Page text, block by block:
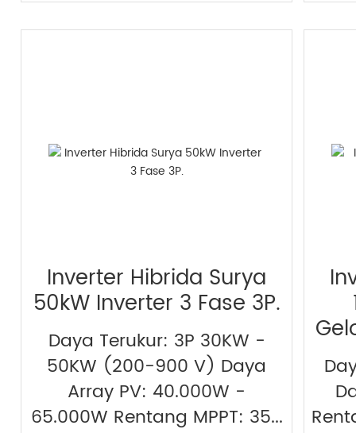
Inverter Hibrida Surya
50kW Inverter 3 Fase 3P.
Daya Terukur: 3P 30KW -
50KW (200-900 V) Daya
Array PV: 40.000W -
65.000W Rentang MPPT: 35...